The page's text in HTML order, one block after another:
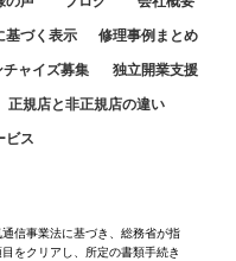
基づく表示 修理事例まとめ
チャイズ募集 独立開業支援
正規店と非正規店の違い
ビス
通信事業法に基づき、総務省が指
をクリアし、所定の書類手続き